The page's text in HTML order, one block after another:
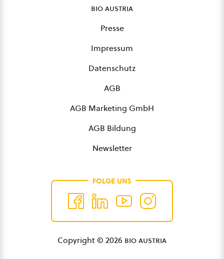
bio austria
Presse
Impressum
Datenschutz
AGB
AGB Marketing GmbH
AGB Bildung
Newsletter
FOLGE UNS
Copyright © 2026 bio austria